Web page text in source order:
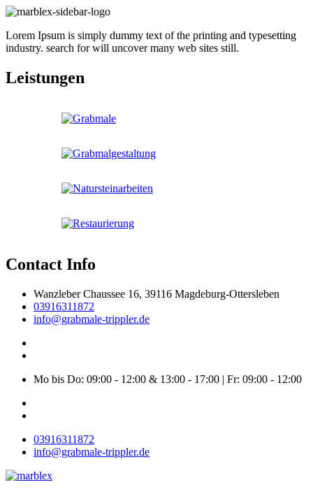
Lorem Ipsum is simply dummy text of the printing and typesetting
industry. search for will uncover many web sites still.
Leistungen
Contact Info
Wanzleber Chaussee 16, 39116 Magdeburg-Ottersleben
03916311872
info@grabmale-trippler.de
Mo bis Do: 09:00 - 12:00 & 13:00 - 17:00 | Fr: 09:00 - 12:00
03916311872
info@grabmale-trippler.de